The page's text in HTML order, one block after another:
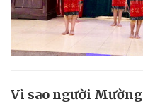
Vì sao người